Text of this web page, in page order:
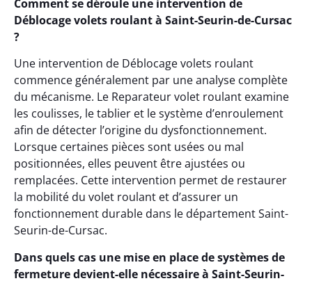
Comment se déroule une intervention de
Déblocage volets roulant à Saint-Seurin-de-Cursac
?
Une intervention de Déblocage volets roulant
commence généralement par une analyse complète
du mécanisme. Le Reparateur volet roulant examine
les coulisses, le tablier et le système d’enroulement
afin de détecter l’origine du dysfonctionnement.
Lorsque certaines pièces sont usées ou mal
positionnées, elles peuvent être ajustées ou
remplacées. Cette intervention permet de restaurer
la mobilité du volet roulant et d’assurer un
fonctionnement durable dans le département Saint-
Seurin-de-Cursac.
Dans quels cas une mise en place de systèmes de
fermeture devient-elle nécessaire à Saint-Seurin-